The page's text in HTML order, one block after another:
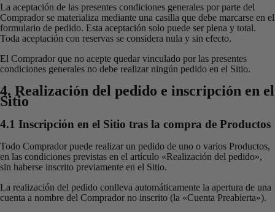
La aceptación de las presentes condiciones generales por parte del
Comprador se materializa mediante una casilla que debe marcarse en el
formulario de pedido. Esta aceptación solo puede ser plena y total.
Toda aceptación con reservas se considera nula y sin efecto.
El Comprador que no acepte quedar vinculado por las presentes
condiciones generales no debe realizar ningún pedido en el Sitio.
4. Realización del pedido e inscripción en el
Sitio
4.1 Inscripción en el Sitio tras la compra de Productos
Todo Comprador puede realizar un pedido de uno o varios Productos,
en las condiciones previstas en el artículo «Realización del pedido»,
sin haberse inscrito previamente en el Sitio.
La realización del pedido conlleva automáticamente la apertura de una
cuenta a nombre del Comprador no inscrito (la «Cuenta Preabierta»).